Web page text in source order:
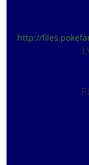
http://